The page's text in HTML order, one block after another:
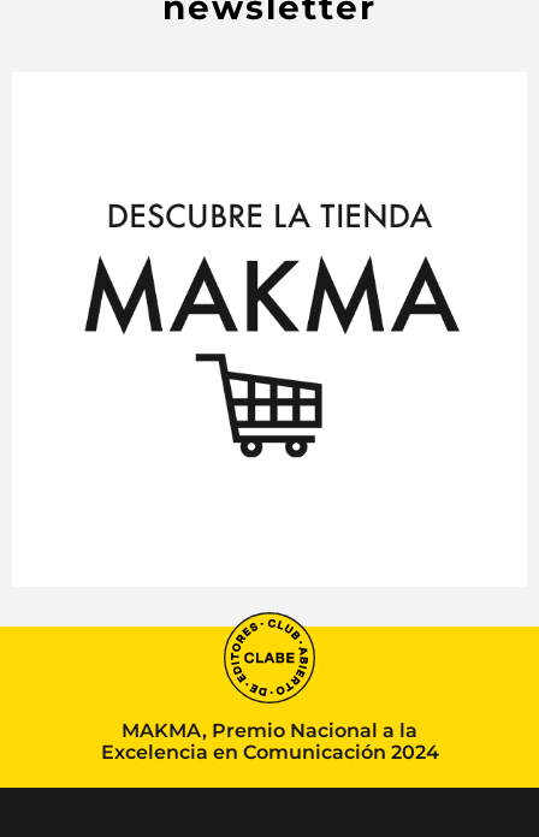
MAKMA, Premio Nacional a la
Excelencia en Comunicación 2024